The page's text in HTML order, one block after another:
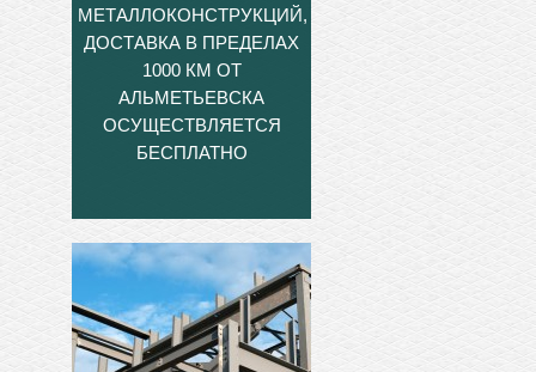
МЕТАЛЛОКОНСТРУКЦИЙ,
ДОСТАВКА В ПРЕДЕЛАХ
1000 КМ ОТ
АЛЬМЕТЬЕВСКА
ОСУЩЕСТВЛЯЕТСЯ
БЕСПЛАТНО